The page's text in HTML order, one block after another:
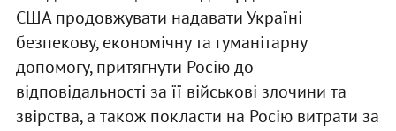
США продовжувати надавати Україні
безпекову, економічну та гуманітарну
допомогу, притягнути Росію до
відповідальності за її військові злочини та
звірства, а також покласти на Росію витрати за